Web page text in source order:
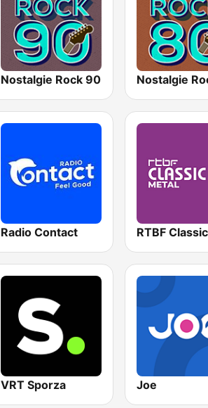
Nostalgie Rock 90 Nostalgie
Radio Contact
VRT Sporza Joe